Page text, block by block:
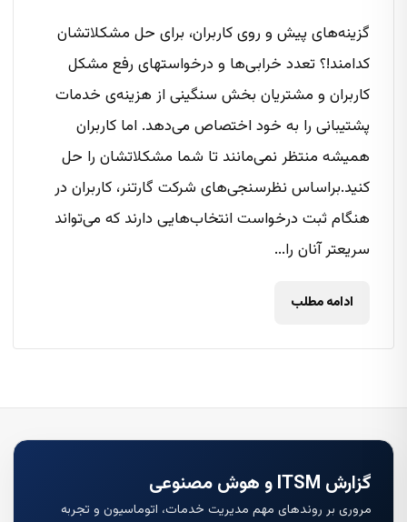
گزینه‌های پیش و روی کاربران، برای حل مشکلاتشان
کدامند!؟ تعدد خرابی‌ها و درخواستهای رفع مشکل
کاربران و مشتریان بخش سنگینی از هزینه‌ی خدمات
پشتیبانی را به خود اختصاص می‌دهد. اما کاربران
همیشه منتظر نمی‌مانند تا شما مشکلاتشان را حل
کنید.براساس نظرسنجی‌های شرکت گارتنر، کاربران در
هنگام ثبت درخواست انتخاب‌هایی دارند که می‌تواند
سریعتر آنان را...
ادامه مطلب
گزارش ITSM و هوش مصنوعی
مروری بر روندهای مهم مدیریت خدمات، اتوماسیون و تجربه